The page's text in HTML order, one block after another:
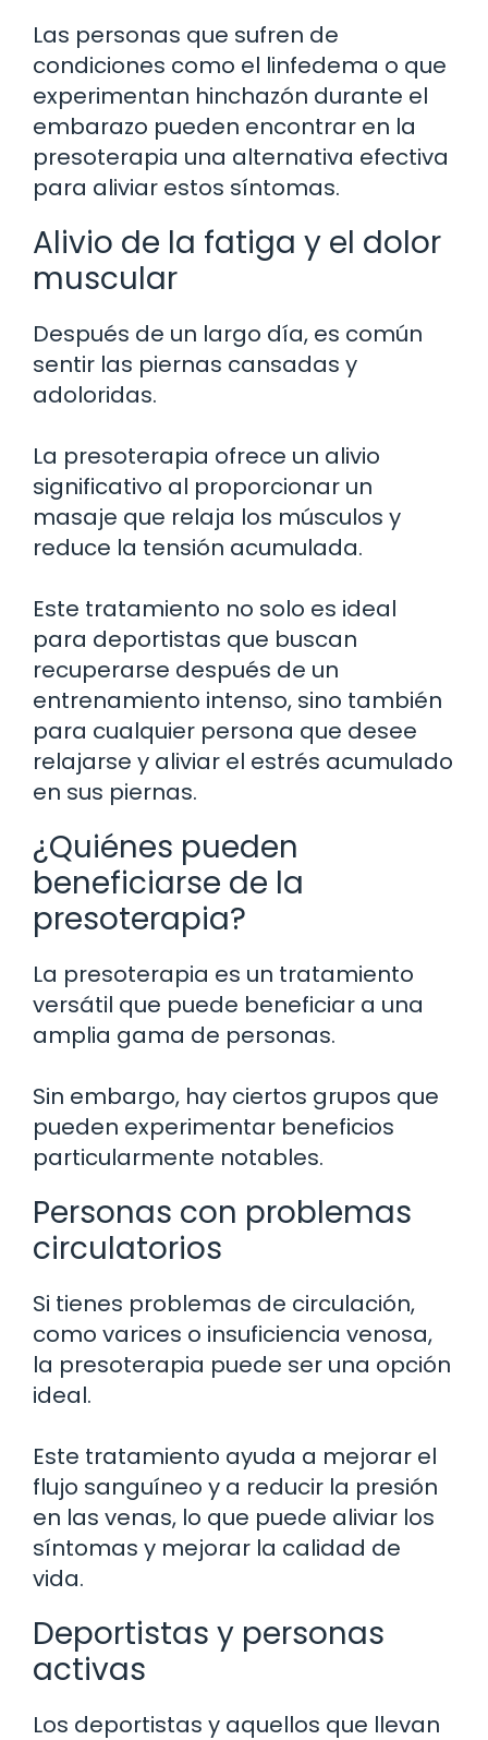
Las personas que sufren de
condiciones como el linfedema o que
experimentan hinchazón durante el
embarazo pueden encontrar en la
presoterapia una alternativa efectiva
para aliviar estos síntomas.
Alivio de la fatiga y el dolor
muscular
Después de un largo día, es común
sentir las piernas cansadas y
adoloridas.
La presoterapia ofrece un alivio
significativo al proporcionar un
masaje que relaja los músculos y
reduce la tensión acumulada.
Este tratamiento no solo es ideal
para deportistas que buscan
recuperarse después de un
entrenamiento intenso, sino también
para cualquier persona que desee
relajarse y aliviar el estrés acumulado
en sus piernas.
¿Quiénes pueden
beneficiarse de la
presoterapia?
La presoterapia es un tratamiento
versátil que puede beneficiar a una
amplia gama de personas.
Sin embargo, hay ciertos grupos que
pueden experimentar beneficios
particularmente notables.
Personas con problemas
circulatorios
Si tienes problemas de circulación,
como varices o insuficiencia venosa,
la presoterapia puede ser una opción
ideal.
Este tratamiento ayuda a mejorar el
flujo sanguíneo y a reducir la presión
en las venas, lo que puede aliviar los
síntomas y mejorar la calidad de
vida.
Deportistas y personas
activas
Los deportistas y aquellos que llevan